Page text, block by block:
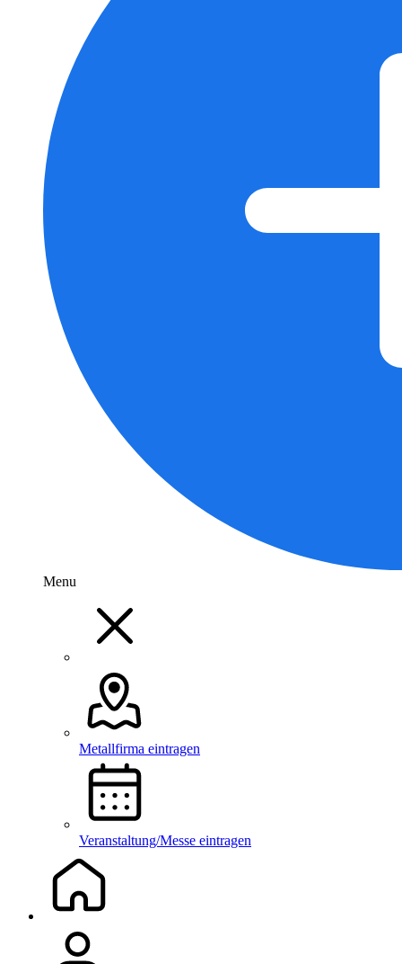
Menu
Metallfirma eintragen
Veranstaltung/Messe eintragen